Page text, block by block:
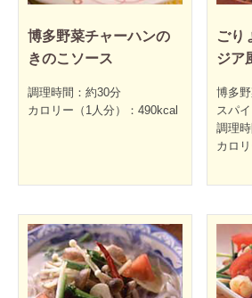
博多野菜チャーハンの
きのこソース
調理時間：約30分
カロリー（1人分）：490kcal
ごり
ジア
博多
スパ
調理
カロ